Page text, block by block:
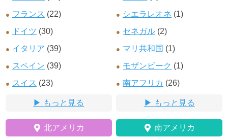
フランス (22)
ドイツ (30)
イタリア (39)
スペイン (39)
スイス (23)
もっと見る
シエラレオネ (1)
セネガル (2)
マリ共和国 (1)
モザンビーク (1)
南アフリカ (26)
もっと見る
北アメリカ 南アメリカ